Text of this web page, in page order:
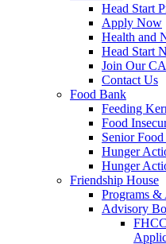
Head Start
Apply Now
Health and
Head Start
Join Our
Contact Us
Food Bank
Feeding
Food
Senior
Hunger
Hunger
Friendship House
Programs
Advisory